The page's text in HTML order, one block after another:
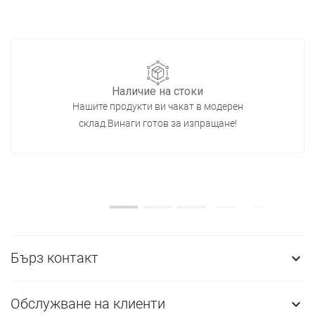
Наличие на стоки
Нашите продукти ви чакат в модерен
склад.Винаги готов за изпращане!
Бърз контакт 
Обслужване на клиенти 